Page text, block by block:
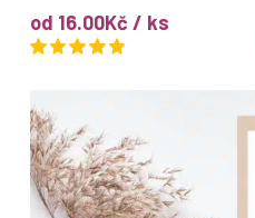
od 16.00Kč / ks